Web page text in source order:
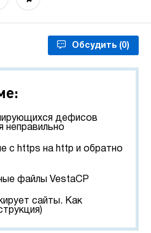
Обсудить (0)
дефисов
неправильно
с https на http и обратно
файлы VestaCP
сайты. Как